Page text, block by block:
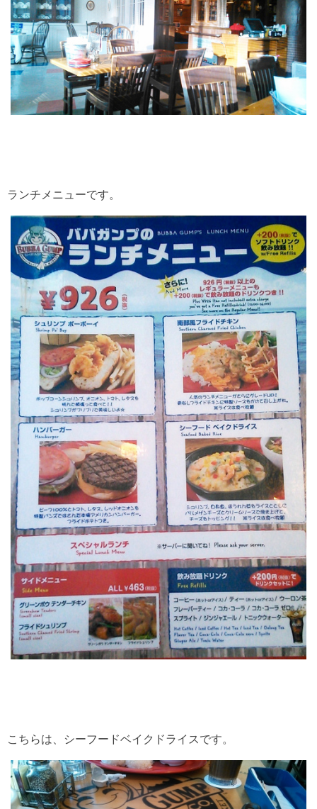
ランチメニューです。
こちらは、シーフードベイクドライスです。